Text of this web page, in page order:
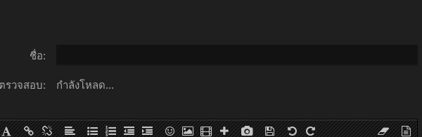
ชื่อ:
รวจสอบ: กำลังโหลด...